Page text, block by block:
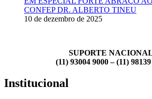
CONFEP DR. ALBERTO TINEU
10 de dezembro de 2025
SUPORTE
(11) 93004 9000 – (11)
Institucional